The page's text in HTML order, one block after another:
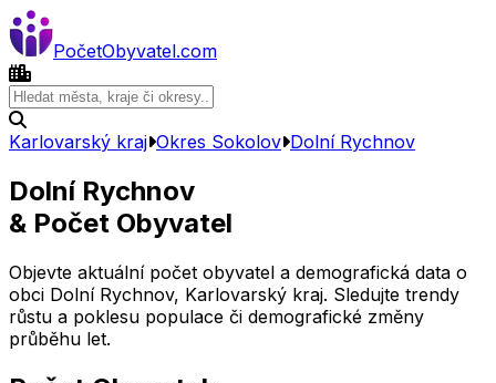
PočetObyvatel.com
Karlovarský kraj Okres Sokolov Dolní Rychnov
Dolní Rychnov
& Počet Obyvatel
Objevte aktuální počet obyvatel a demografická data o
obci Dolní Rychnov, Karlovarský kraj. Sledujte trendy
růstu a poklesu populace či demografické změny
průběhu let.